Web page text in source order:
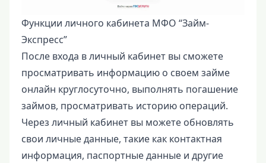
Функции личного кабинета МФО “Займ-
Экспресс”
После входа в личный кабинет вы сможете
просматривать информацию о своем займе
онлайн круглосуточно, выполнять погашение
займов, просматривать историю операций.
Через личный кабинет вы можете обновлять
свои личные данные, такие как контактная
информация, паспортные данные и другие